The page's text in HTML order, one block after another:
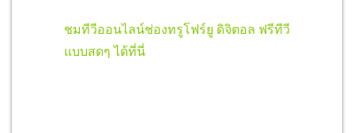
ชมทีวีออนไลน์ช่องทรูโฟร์ยู ดิจิตอล ฟรีทีวี
แบบสดๆ ได้ที่นี่